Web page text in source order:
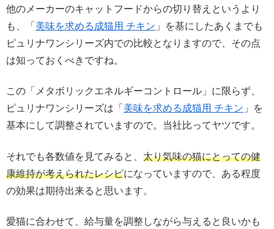
他のメーカーのキャットフードからの切り替えというより
も、「 美味を求める成猫用 チキン 」を基にしたあくまでも
ピュリナワンシリーズ内での比較となりますので、その点
は知っておくべきですね。
この「メタボリックエネルギーコントロール」に限らず、
ピュリナワンシリーズは「 美味を求める成猫用 チキン 」を
基本にして調整されていますので。当社比ってヤツです。
それでも各数値を見てみると、 太り気味の猫にとっての健
康維持が考えられたレシピになっていますので、ある程度
の効果は期待出来ると思います。
愛猫に合わせて、給与量を調整しながら与えると良いかも